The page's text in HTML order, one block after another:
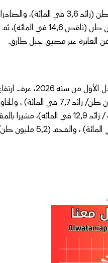
مليون طن (ناقص 1,6 في المائة)، ورواج المساحلة
وفيما يخص أهم الأروجة الاستراتيجية
من فئة 20 قدم / زائد 1,7 في المائة) والعربات الجديدة